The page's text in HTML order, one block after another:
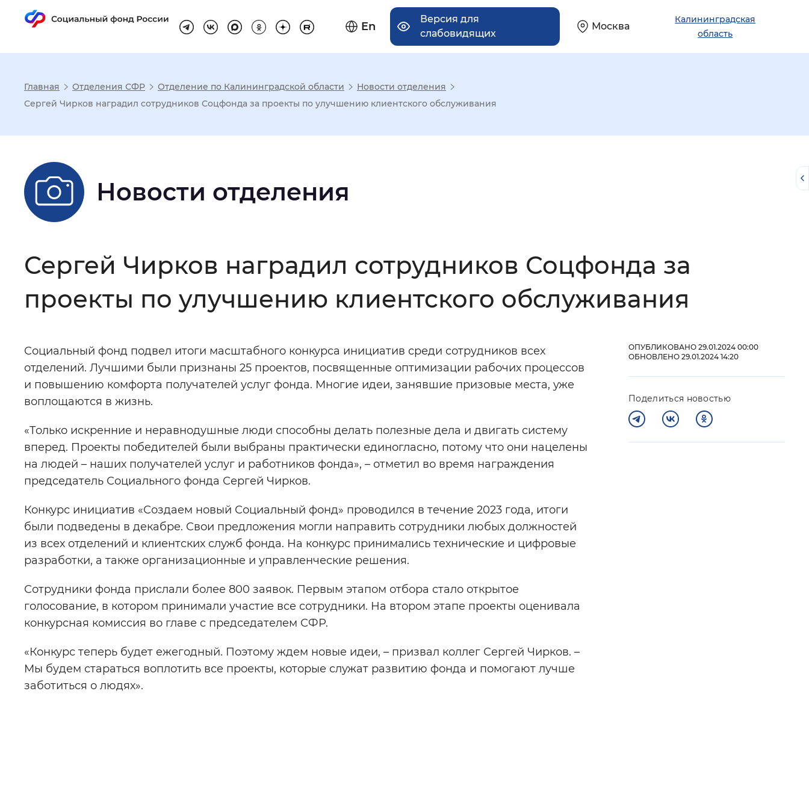
En
Версия для
слабовидящих
Москва
Калининградская
область
Настройка режима отображения
Шрифт: Без засечек С засечками
Интервал между буквами
Цвет сайта: Монохромный Инверсивный монохромный Синий фон
Изображения: Включены Выключены
Звуковой ассистент
Вернуть стандартные настройки
Главная Отделения СФР Отделение по Калининградской области
Новости отделения
Сергей Чирков наградил сотрудников Соцфонда за проекты по улучшению клиентского обслуживания
Новости отделения
Сергей Чирков наградил сотрудников Соцфонда за
проекты по улучшению клиентского обслуживания
Социальный фонд подвел итоги масштабного конкурса инициатив среди сотрудников всех
отделений. Лучшими были признаны 25 проектов, посвященные оптимизации рабочих процессов
и повышению комфорта получателей услуг фонда. Многие идеи, занявшие призовые места, уже
воплощаются в жизнь.
«Только искренние и неравнодушные люди способны делать полезные дела и двигать систему
вперед. Проекты победителей были выбраны практически единогласно, потому что они нацелены
на людей – наших получателей услуг и работников фонда», – отметил во время награждения
председатель Социального фонда Сергей Чирков.
Конкурс инициатив «Создаем новый Социальный фонд» проводился в течение 2023 года, итоги
были подведены в декабре. Свои предложения могли направить сотрудники любых должностей
из всех отделений и клиентских служб фонда. На конкурс принимались технические и цифровые
разработки, а также организационные и управленческие решения.
Сотрудники фонда прислали более 800 заявок. Первым этапом отбора стало открытое
голосование, в котором принимали участие все сотрудники. На втором этапе проекты оценивала
конкурсная комиссия во главе с председателем СФР.
«Конкурс теперь будет ежегодный. Поэтому ждем новые идеи, – призвал коллег Сергей Чирков. –
Мы будем стараться воплотить все проекты, которые служат развитию фонда и помогают лучше
заботиться о людях».
ОПУБЛИКОВАНО 29.01.2024 00:00
ОБНОВЛЕНО 29.01.2024 14:20
Поделиться новостью